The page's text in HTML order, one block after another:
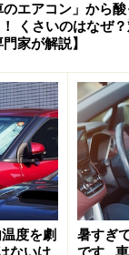
トキーまで全て
のエアコン」から
くさいのはなぜ
家が解説】
度を劇
暑すぎ